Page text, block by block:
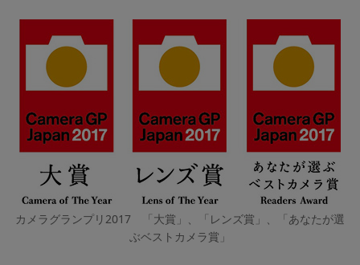
カメラグランプリ2017 「大賞」、「レンズ賞」、「あなたが選
ぶベストカメラ賞」